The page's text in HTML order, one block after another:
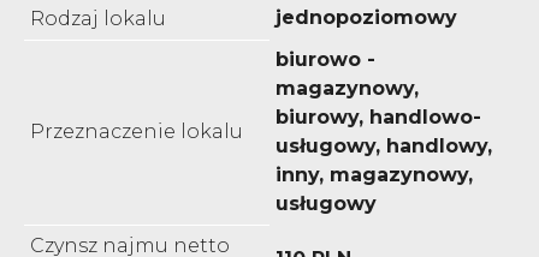
Rodzaj lokalu
jednopoziomowy
Przeznaczenie lokalu
biurowo -
magazynowy,
biurowy, handlowo-
usługowy, handlowy,
inny, magazynowy,
usługowy
Czynsz najmu netto